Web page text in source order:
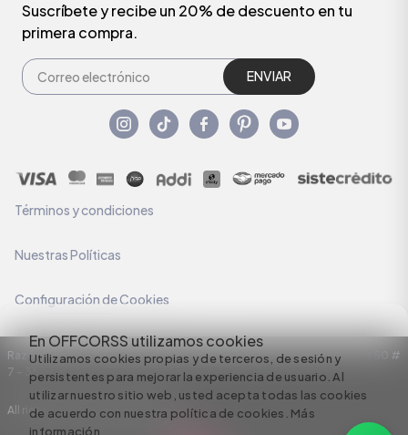
En OFFCORSS utilizamos cookies
Utilizamos cookies propias y de terceros, de sesión y
persistentes para mejorar la experiencia de usuario. Al
utilizar nuestro sitio web, usted acepta todas las cookies
de acuerdo con nuestra política de cookies. Más
información
Suscríbete y recibe un 20% de descuento en tu
primera compra.
ENVIAR
Términos y condiciones
Nuestras Políticas
Configuración de Cookies
Razón Social: C.I HERMECO S.A. NIT: 890924167-6 Dirección: Carrera 50 #
7 – 35
All rights reserved empowered by